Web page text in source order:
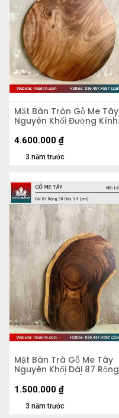
Mặt Bàn Tròn Gỗ Me Tây
Nguyên Khối Đường Kính
103 Dày 4,5 (cm)
3 năm trước
4.600.000 ₫
Mặt Bàn Trà Gỗ Me Tây
Nguyên Khối Dài 87 Rộng
50 Dày 5,4 (cm)
3 năm trước
1.500.000 ₫